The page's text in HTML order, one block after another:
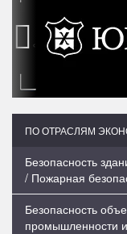
‹
ПО ОТРАСЛЯМ
Безопасность
/ Пожарная
Безопасность
промышленности